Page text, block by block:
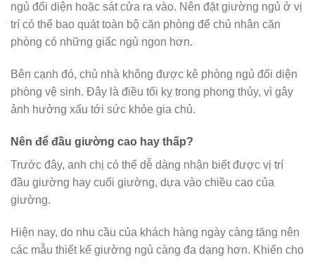
ngủ đối diện hoặc sát cửa ra vào. Nên đặt giường ngủ ở vị
trí có thể bao quát toàn bộ căn phòng để chủ nhân căn
phòng có những giấc ngủ ngon hơn.
Bên cạnh đó, chủ nhà không được kê phòng ngủ đối diện
phòng vệ sinh. Đây là điều tối kỵ trong phong thủy, vì gây
ảnh hưởng xấu tới sức khỏe gia chủ.
Nên để đầu giường cao hay thấp?
Trước đây, anh chị có thể dễ dàng nhận biết được vị trí
đầu giường hay cuối giường, dựa vào chiều cao của
giường.
Hiện nay, do nhu cầu của khách hàng ngày càng tăng nên
các mẫu thiết kế giường ngủ càng đa dạng hơn. Khiến cho